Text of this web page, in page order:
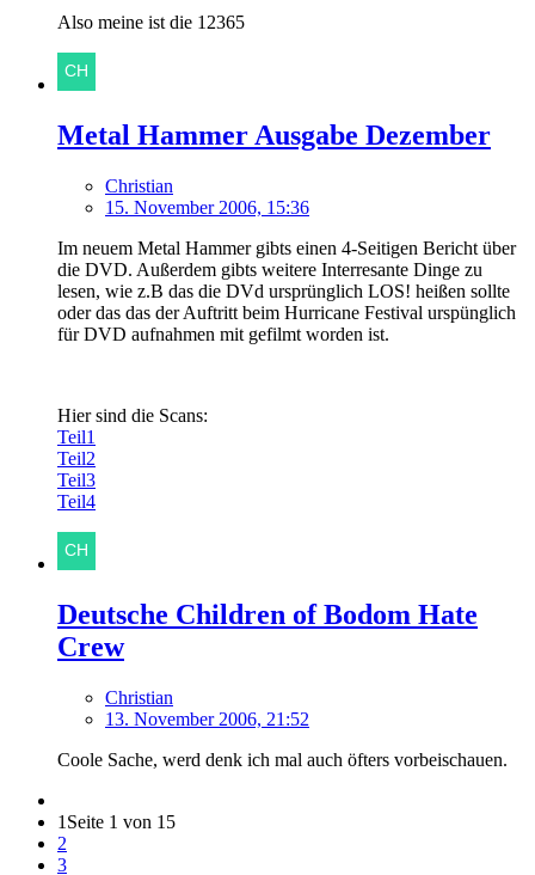
Also meine ist die 12365
Metal Hammer Ausgabe Dezember
Christian
15. November 2006, 15:36
Im neuem Metal Hammer gibts einen 4-Seitigen Bericht über
die DVD. Außerdem gibts weitere Interresante Dinge zu
lesen, wie z.B das die DVd ursprünglich LOS! heißen sollte
oder das das der Auftritt beim Hurricane Festival urspünglich
für DVD aufnahmen mit gefilmt worden ist.
Hier sind die Scans:
Teil1
Teil2
Teil3
Teil4
Deutsche Children of Bodom Hate
Crew
Christian
13. November 2006, 21:52
Coole Sache, werd denk ich mal auch öfters vorbeischauen.
1 Seite 1 von 15
2
3